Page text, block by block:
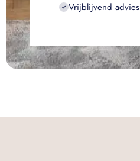
Vrijblijvend advies